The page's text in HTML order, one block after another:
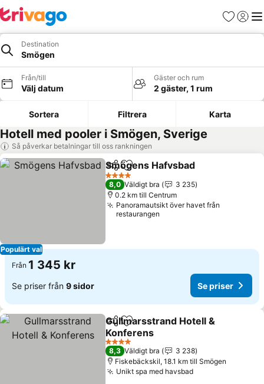
Favoriter
Logga
Destination
Smögen
Från/till
Välj datum
Gäster och rum
2 gäster, 1 rum
Sortera Filtrera Karta
Hotell med pooler i Smögen, Sverige
Så påverkar betalningar till oss rankningen
Populärt val
Dela Lägg till i Mina Favoriter
Smögens Hafvsbad
4 Stjärnor
8,0 Väldigt bra
3 235
0.2 km till Centrum
Panoramautsikt över havet från
restaurangen
Från 1 345 kr
Se priser från 9 sidor Se priser
Dela Lägg till i Mina Favoriter
Gullmarsstrand Hotell &
Konferens
Se priser
4 Stjärnor
8,3 Väldigt bra
3 238
Fiskebäckskil, 18.1 km till Smögen
Unikt spa med havsbadSe priser